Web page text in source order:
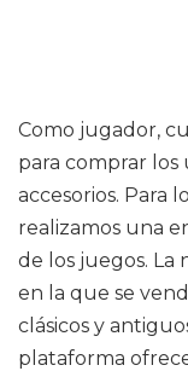
Como jugador,
para comprar los
accesorios. Para
realizamos una
de los juegos. La
en la que se
clásicos y
plataforma